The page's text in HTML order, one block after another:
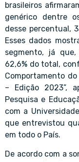
brasileiros
genérico dentre
desse percentual,
Esses dados
segmento, já
62,6% do total,
Comportamento do
– Edição 2023”,
Pesquisa e
com a
que entrevistou
em todo o País.
De acordo com a